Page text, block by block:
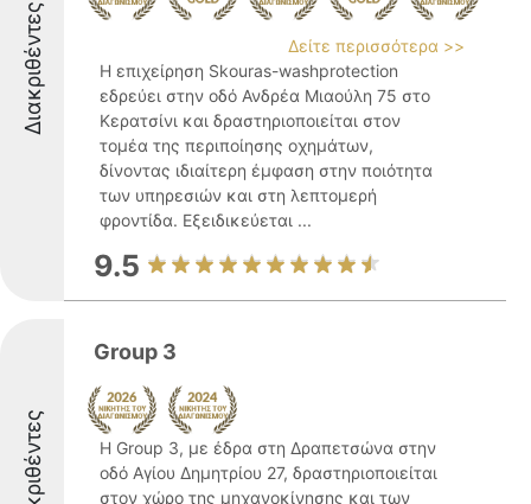
Διακριθέντες
Δείτε περισσότερα >>
Η επιχείρηση Skouras-washprotection
εδρεύει στην οδό Ανδρέα Μιαούλη 75 στο
Κερατσίνι και δραστηριοποιείται στον
τομέα της περιποίησης οχημάτων,
δίνοντας ιδιαίτερη έμφαση στην ποιότητα
των υπηρεσιών και στη λεπτομερή
φροντίδα. Εξειδικεύεται ...
9.5
Διακριθέντες
Group 3
Η Group 3, με έδρα στη Δραπετσώνα στην
οδό Αγίου Δημητρίου 27, δραστηριοποιείται
στον χώρο της μηχανοκίνησης και των